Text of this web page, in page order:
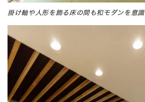
掛け軸や人形を飾る床の間も和モダンを意識